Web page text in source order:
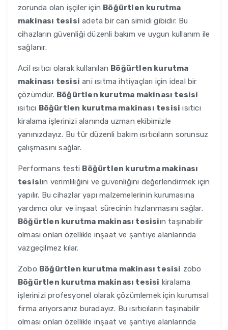
zorunda olan işçiler için Böğürtlen kurutma
makinası tesisi adeta bir can simidi gibidir. Bu
cihazların güvenliği düzenli bakım ve uygun kullanım ile
sağlanır.
Acil ısıtıcı olarak kullanılan Böğürtlen kurutma
makinası tesisi ani ısıtma ihtiyaçları için ideal bir
çözümdür. Böğürtlen kurutma makinası tesisi
ısıtıcı Böğürtlen kurutma makinası tesisi ısıtıcı
kiralama işlerinizi alanında uzman ekibimizle
yanınızdayız. Bu tür düzenli bakım ısıtıcıların sorunsuz
çalışmasını sağlar.
Performans testi Böğürtlen kurutma makinası
tesisiın verimliliğini ve güvenliğini değerlendirmek için
yapılır. Bu cihazlar yapı malzemelerinin kurumasına
yardımcı olur ve inşaat sürecinin hızlanmasını sağlar.
Böğürtlen kurutma makinası tesisiın taşınabilir
olması onları özellikle inşaat ve şantiye alanlarında
vazgeçilmez kılar.
Zobo Böğürtlen kurutma makinası tesisi zobo
Böğürtlen kurutma makinası tesisi kiralama
işlerinizi profesyonel olarak çözümlemek için kurumsal
firma arıyorsanız buradayız. Bu ısıtıcıların taşınabilir
olması onları özellikle inşaat ve şantiye alanlarında